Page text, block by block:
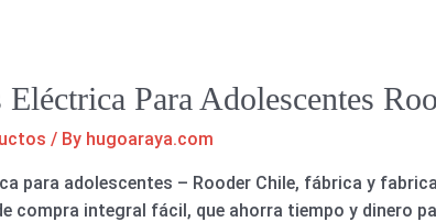
Para Adolescentes
/ By hugoaraya.com
para adolescentes – Rooder Chile, fábrica y
compra integral fácil, que ahorra tiempo y dinero